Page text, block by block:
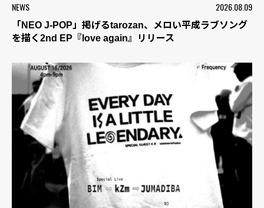
NEWS 2026.08.09
「NEO J-POP」掲げるtarozan、メロい平成ラブソング
を描く2nd EP『love again』リリース